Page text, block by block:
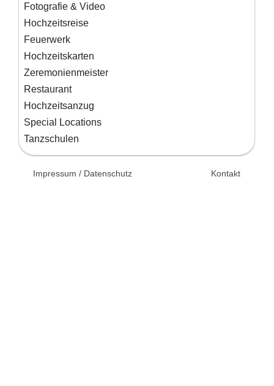
Fotografie & Video
Hochzeitsreise
Feuerwerk
Hochzeitskarten
Zeremonienmeister
Restaurant
Hochzeitsanzug
Special Locations
Tanzschulen
Impressum / Datenschutz Kontakt
© 2026 Unsertag.de - Ihr